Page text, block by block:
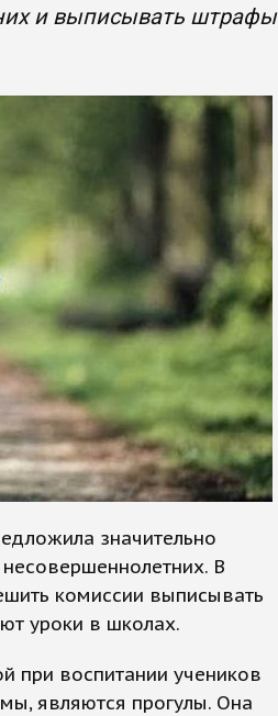
и выписывать штрафы
значительно
В
комиссии выписывать
уроки в школах.
при воспитании учеников
являются прогулы. Она